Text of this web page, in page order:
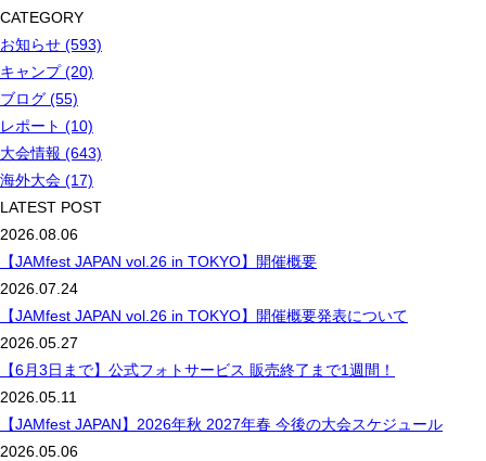
CATEGORY
お知らせ (593)
キャンプ (20)
ブログ (55)
レポート (10)
大会情報 (643)
海外大会 (17)
LATEST POST
2026.08.06
【JAMfest JAPAN vol.26 in TOKYO】開催概要
2026.07.24
【JAMfest JAPAN vol.26 in TOKYO】開催概要発表について
2026.05.27
【6月3日まで】公式フォトサービス 販売終了まで1週間！
2026.05.11
【JAMfest JAPAN】2026年秋 2027年春 今後の大会スケジュール
2026.05.06